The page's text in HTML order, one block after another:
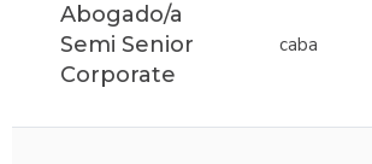
Abogado/a
Semi Senior
Corporate
caba